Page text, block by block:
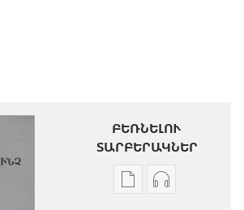
ԲԵՌՆԵԼՈՒ
ՏԱՐԲԵՐԱԿՆԵՐ
Թվային